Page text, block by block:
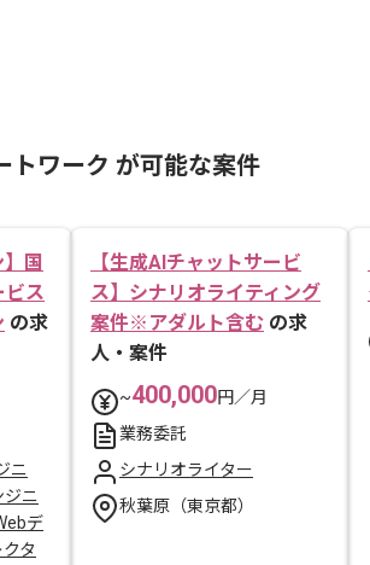
トワーク が可能な案件
国
ビス
の求
ニ
ジニ
デ
タ
【生成AIチャットサービ
ス】シナリオライティング
案件※アダルト含む の求
人・案件
~400,000円／月
業務委託
シナリオライター
秋葉原（東京都）